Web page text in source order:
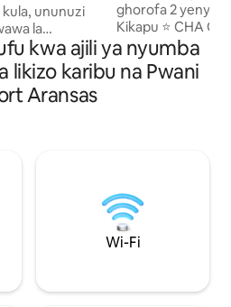
ununuzi
la
joto cha hiari,
bwawa,
ya nje
nje, jiko la
vya kulala
• Eneo la
dakika 5
ghorofa 2 yenye
Kikapu ⭐️ CHA
MALIPO! ($ 180
wa dakika ⭐️ 5
Aransas Beach ⭐️
ya Kasi ya Juu ⭐️
Kufua/Kukausha,
Keurig ⭐️
wa Dakika 10 tu
kwa ajili ya nyumba
likizo karibu na Pwani
Aransas
Wi-Fi